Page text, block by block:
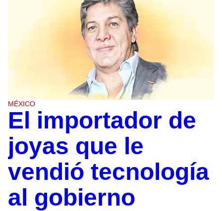
MÉXICO
El importador de
joyas que le
vendió tecnología
al gobierno